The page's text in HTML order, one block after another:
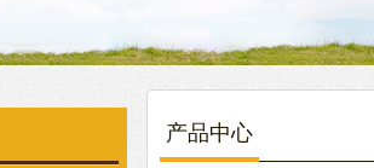
产品中心